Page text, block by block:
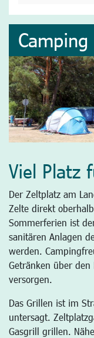
Camping
Viel Platz
Der Zeltplatz am
Zelte direkt
Sommerferien ist
sanitären Anlagen
werden.
Getränken über
versorgen.
Das Grillen ist im
untersagt.
Gasgrill grillen.